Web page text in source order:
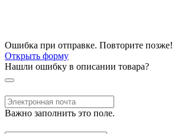
Ошибка при отправке. Повторите позже!
Открыть форму
Нашли ошибку в описании товара?
Важно заполнить это поле.